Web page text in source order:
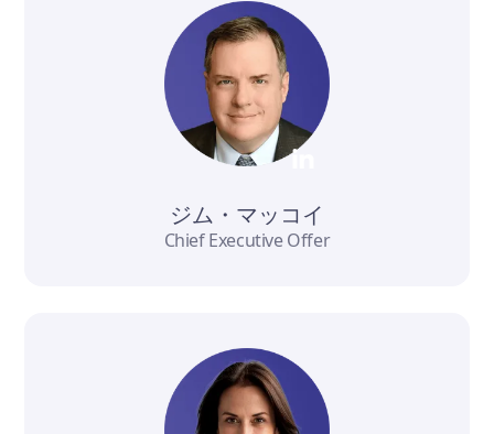
ジム・マッコイ
Chief Executive Offer